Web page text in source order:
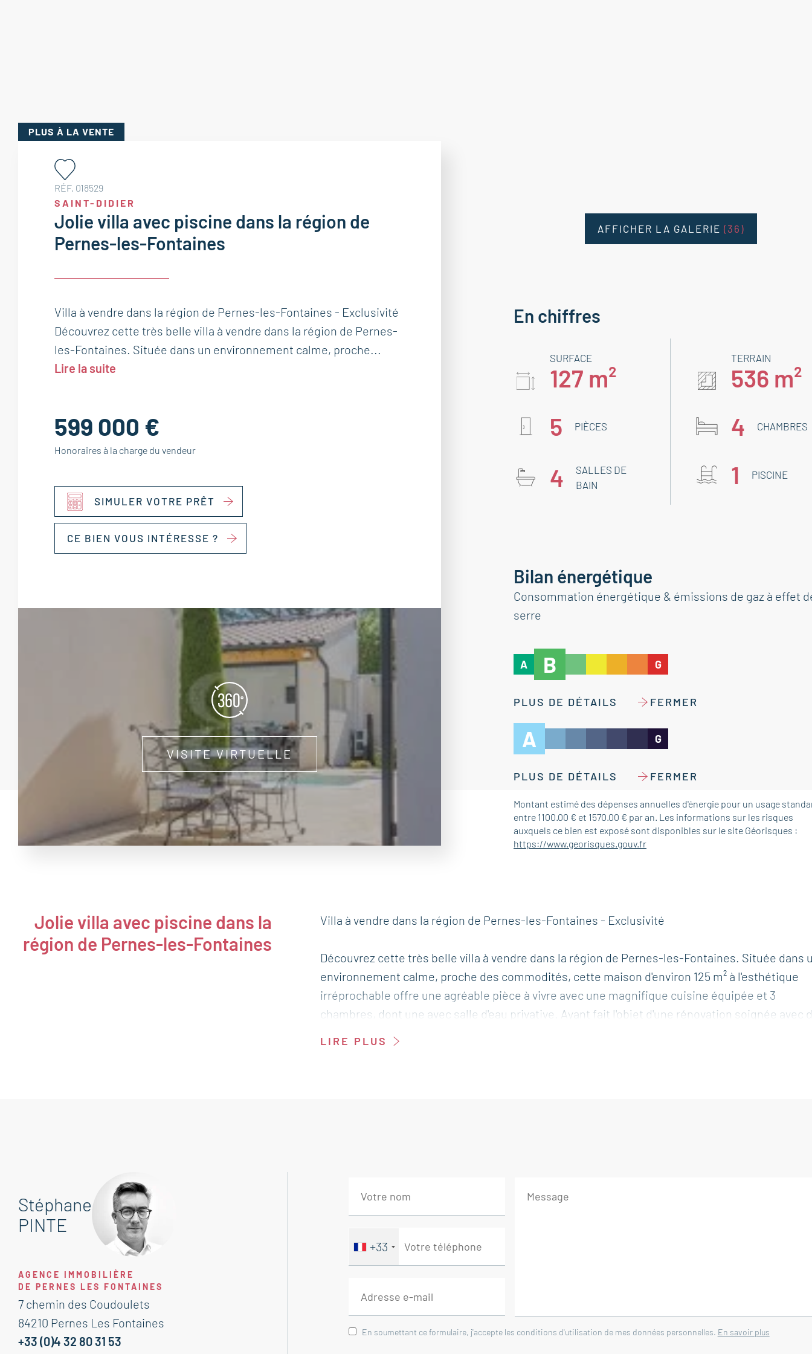
PLUS À LA VENTE
RÉF. 018529
SAINT-DIDIER
Jolie villa avec piscine dans la région de
Pernes-les-Fontaines
Villa à vendre dans la région de Pernes-les-Fontaines - Exclusivité
Découvrez cette très belle villa à vendre dans la région de Pernes-
les-Fontaines. Située dans un environnement calme, proche...
Lire la suite
599 000 €
Honoraires à la charge du vendeur
SIMULER VOTRE PRÊT
CE BIEN VOUS INTÉRESSE ?
VISITE VIRTUELLE
AFFICHER LA GALERIE (36)
En chiffres
SURFACE
127 m²
TERRAIN
536 m²
5
PIÈCES 4 CHAMBRES
4
SALLES DE
BAIN
1 PISCINE
Bilan énergétique
Consommation énergétique & émissions de gaz à effet
serre
A B G
PLUS DE DÉTAILS FERMER
A G
PLUS DE DÉTAILS FERMER
Montant estimé des dépenses annuelles d'énergie pour un usage
entre 1100.00 € et 1570.00 € par an. Les informations sur les risques
auxquels ce bien est exposé sont disponibles sur le site Géorisques :
https://www.georisques.gouv.fr
Jolie villa avec piscine dans la
région de Pernes-les-Fontaines
Villa à vendre dans la région de Pernes-les-Fontaines - Exclusivité
Découvrez cette très belle villa à vendre dans la région de Pernes-les-Fontaines. Située dans
environnement calme, proche des commodités, cette maison d'environ 125 m² à l'esthétique
irréprochable offre une agréable pièce à vivre avec une magnifique cuisine équipée et 3
chambres, dont une avec salle d'eau privative. Ayant fait l'objet d'une rénovation soignée avec
Suite parentale
Espace extérieur soigné
Cette villa se compose de :
-- REZ DE CHAUSSEE --
LIRE PLUS
Stéphane
PINTE
AGENCE IMMOBILIÈRE
DE PERNES LES FONTAINES
7 chemin des Coudoulets
84210 Pernes Les Fontaines
+33 (0)4 32 80 31 53
+33
En soumettant ce formulaire, j'accepte les conditions d'utilisation de mes données personnelles. En savoir plus